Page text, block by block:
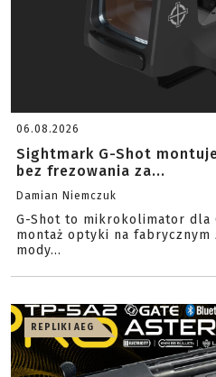
06.08.2026
Sightmark G-Shot
bez frezowania za...
Damian Niemczuk
G-Shot to mikrokolimator dla
montaż optyki na fabrycznym
mody...
REPLIKI AEG